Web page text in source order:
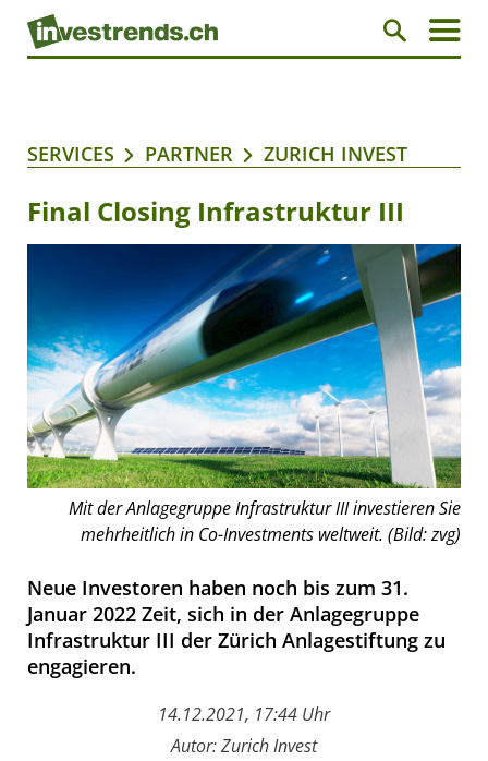
SERVICES PARTNER ZURICH INVEST
Final Closing Infrastruktur III
Mit der Anlagegruppe Infrastruktur III investieren Sie
mehrheitlich in Co-Investments weltweit. (Bild: zvg)
Neue Investoren haben noch bis zum 31.
Januar 2022 Zeit, sich in der Anlagegruppe
Infrastruktur III der Zürich Anlagestiftung zu
engagieren.
14.12.2021, 17:44 Uhr
Autor: Zurich Invest